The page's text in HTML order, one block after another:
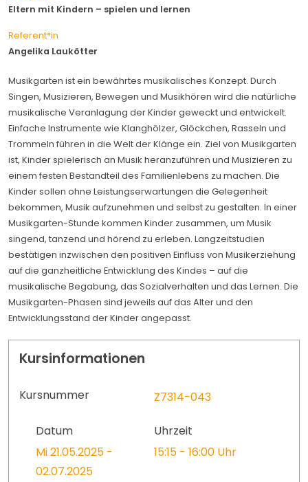
Referent*in
Angelika Laukötter
Eltern mit Kindern – spielen und lernen
Musikgarten ist ein bewährtes musikalisches Konzept. Durch
Singen, Musizieren, Bewegen und Musikhören wird die natürliche
musikalische Veranlagung der Kinder geweckt und entwickelt.
Einfache Instrumente wie Klanghölzer, Glöckchen, Rasseln und
Trommeln führen in die Welt der Klänge ein. Ziel von Musikgarten
ist, Kinder spielerisch an Musik heranzuführen und Musizieren zu
einem festen Bestandteil des Familienlebens zu machen. Die
Kinder sollen ohne Leistungserwartungen die Gelegenheit
bekommen, Musik aufzunehmen und selbst zu gestalten. In einer
Musikgarten-Stunde kommen Kinder zusammen, um Musik
singend, tanzend und hörend zu erleben. Langzeitstudien
bestätigen inzwischen den positiven Einfluss von Musikerziehung
auf die ganzheitliche Entwicklung des Kindes – auf die
musikalische Begabung, das Sozialverhalten und das Lernen. Die
Musikgarten-Phasen sind jeweils auf das Alter und den
Entwicklungsstand der Kinder angepasst.
Kursinformationen
Kursnummer Z7314-043
Datum
Mi 21.05.2025 -
02.07.2025
Uhrzeit
15:15 - 16:00 Uhr